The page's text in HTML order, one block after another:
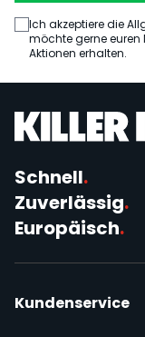
Ich akzeptiere die
möchte gerne euren
Aktionen erhalten.
Schnell.
Zuverlässig.
Europäisch.
Kundenservice